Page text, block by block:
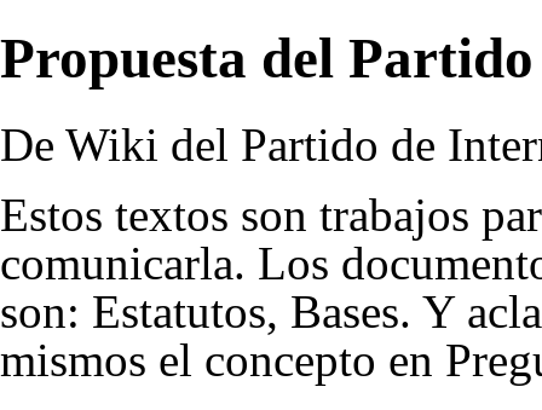
Propuesta del
De Wiki del Partido de
Estos textos son trabajos
comunicarla. Los
son: Estatutos, Bases. Y
mismos el concepto en